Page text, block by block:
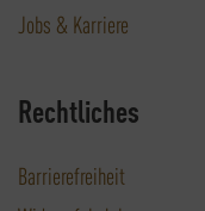
Jobs & Karriere
Rechtliches
Barrierefreiheit